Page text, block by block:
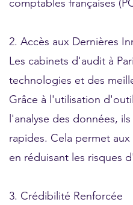
comptables françaises
2. Accès aux Dernières
Les cabinets d'audit à
technologies et des
Grâce à l'utilisation
l'analyse des données,
rapides. Cela permet
en réduisant les risques
3. Crédibilité Renforcée